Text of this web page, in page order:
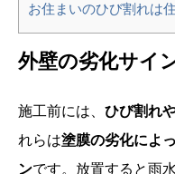
お住まいのひび割れは
外壁の劣化サイ
施工前には、 ひび割れ
れらは塗膜の劣化によ
ンです。放置すると雨